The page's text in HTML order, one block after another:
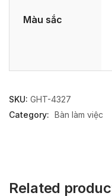
Màu sắc
SKU: GHT-4327
Category:
Bàn làm việc
Related